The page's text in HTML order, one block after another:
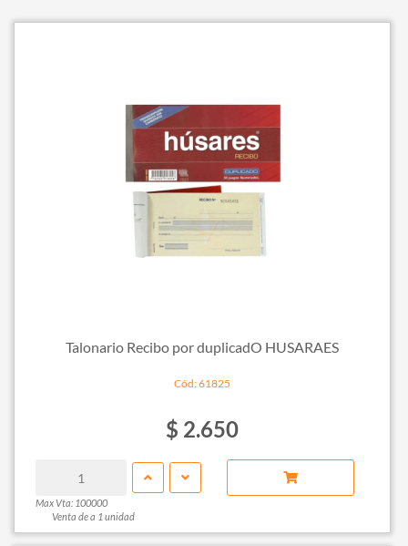
Talonario Recibo por duplicadO HUSARAES
Cód: 61825
$ 2.650
Max Vta: 100000
Venta de a 1 unidad